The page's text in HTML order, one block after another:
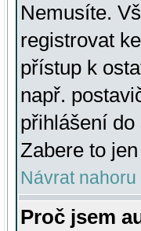
Nemusíte.
registrovat
přístup k
např.
přihlášení
Zabere to
Návrat nahoru
Proč jsem